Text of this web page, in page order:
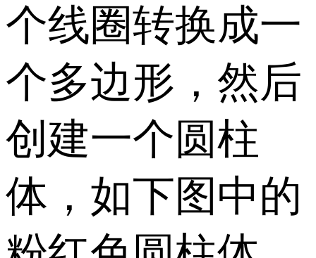
个线圈转换成一
个多边形，然后
创建一个圆柱
体，如下图中的